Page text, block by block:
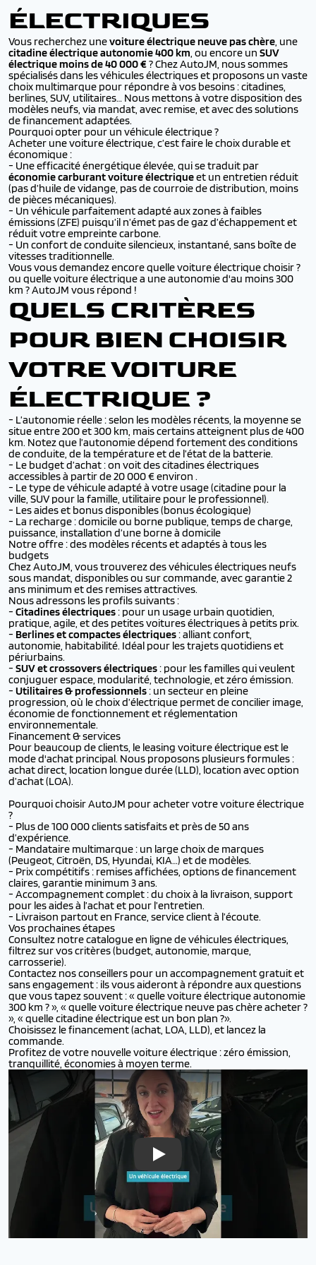
ÉLECTRIQUES
Vous recherchez unevoiture électrique neuve pas chère, une
citadine électrique autonomie 400 km, ou encore un SUV
électrique moins de 40 000 €? Chez AutoJM, nous sommes
spécialisés dans les véhicules électriques et proposons un vaste
choix multimarque pour répondre à vos besoins : citadines,
berlines, SUV, utilitaires… Nous mettons à votre disposition des
modèles neufs, via mandat, avec remise, et avec des solutions
de financement adaptées.
Pourquoi opter pour un véhicule électrique ?
Acheter une voiture électrique, c’est faire le choix durable et
économique :
- Une efficacité énergétique élevée, qui se traduit par
économie carburant voiture électriqueet un entretien réduit
(pas d’huile de vidange, pas de courroie de distribution, moins
de pièces mécaniques).
- Un véhicule parfaitement adapté aux zones à faibles
émissions (ZFE) puisqu’il n’émet pas de gaz d’échappement et
réduit votre empreinte carbone.
- Un confort de conduite silencieux, instantané, sans boîte de
vitesses traditionnelle.
Vous vous demandez encore quelle voiture électrique choisir ?
ou quelle voiture électrique a une autonomie d'au moins 300
km ? AutoJM vous répond !
QUELS CRITÈRES
POUR BIEN CHOISIR
VOTRE VOITURE
ÉLECTRIQUE ?
- L’autonomie réelle : selon les modèles récents, la moyenne se
situe entre 200 et 300 km, mais certains atteignent plus de 400
km. Notez que l’autonomie dépend fortement des conditions
de conduite, de la température et de l’état de la batterie.
- Le budget d’achat : on voit des citadines électriques
accessibles à partir de 20 000 € environ .
- Le type de véhicule adapté à votre usage (citadine pour la
ville, SUV pour la famille, utilitaire pour le professionnel).
- Les aides et bonus disponibles (bonus écologique)
- La recharge : domicile ou borne publique, temps de charge,
puissance, installation d’une borne à domicile
Notre offre : des modèles récents et adaptés à tous les
budgets
Chez AutoJM, vous trouverez des véhicules électriques neufs
sous mandat, disponibles ou sur commande, avec garantie 2
ans minimum et des remises attractives.
Nous adressons les profils suivants :
- Citadines électriques: pour un usage urbain quotidien,
pratique, agile, et des petites voitures électriques à petits prix.
- Berlines et compactes électriques: alliant confort,
autonomie, habitabilité. Idéal pour les trajets quotidiens et
périurbains.
- SUV et crossovers électriques: pour les familles qui veulent
conjuguer espace, modularité, technologie, et zéro émission.
- Utilitaires & professionnels: un secteur en pleine
progression, où le choix d’électrique permet de concilier image,
économie de fonctionnement et réglementation
environnementale.
Financement & services
Pour beaucoup de clients, le leasing voiture électrique est le
mode d'achat principal. Nous proposons plusieurs formules :
achat direct, location longue durée (LLD), location avec option
d’achat (LOA).
Pourquoi choisir AutoJM pour acheter votre voiture électrique
?
- Plus de 100 000 clients satisfaits et près de 50 ans
d’expérience.
- Mandataire multimarque : un large choix de marques
(Peugeot, Citroën, DS, Hyundai, KIA…) et de modèles.
- Prix compétitifs : remises affichées, options de financement
claires, garantie minimum 3 ans.
- Accompagnement complet : du choix à la livraison, support
pour les aides à l’achat et pour l’entretien.
- Livraison partout en France, service client à l’écoute.
Vos prochaines étapes
Consultez notre catalogue en ligne de véhicules électriques,
filtrez sur vos critères (budget, autonomie, marque,
carrosserie).
Contactez nos conseillers pour un accompagnement gratuit et
sans engagement : ils vous aideront à répondre aux questions
que vous tapez souvent : « quelle voiture électrique autonomie
300 km ? », « quelle voiture électrique neuve pas chère acheter ?
», « quelle citadine électrique est un bon plan ?».
Choisissez le financement (achat, LOA, LLD), et lancez la
commande.
Profitez de votre nouvelle voiture électrique : zéro émission,
tranquillité, économies à moyen terme.
Véhicule électrique